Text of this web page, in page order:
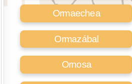
Ormaechea
Ormazábal
Ornosa